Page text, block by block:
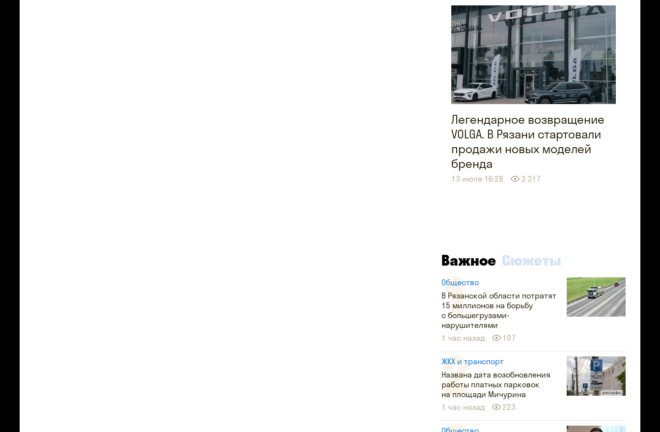
Легендарное возвращение
VOLGA. В Рязани стартовали
продажи новых моделей
бренда
13 июля 16:28 3 317
Важное Сюжеты
Общество
В Рязанской области потратят
15 миллионов на борьбу
с большегрузами-
нарушителями
1 час назад
197
ЖКХ и транспорт
Названа дата возобновления
работы платных парковок
на площади Мичурина
1 час назад
223